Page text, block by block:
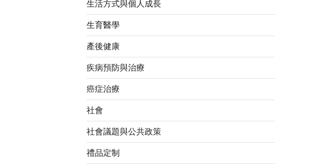
生活方式與個人成長
生育醫學
產後健康
疾病預防與治療
癌症治療
社會
社會議題與公共政策
禮品定制